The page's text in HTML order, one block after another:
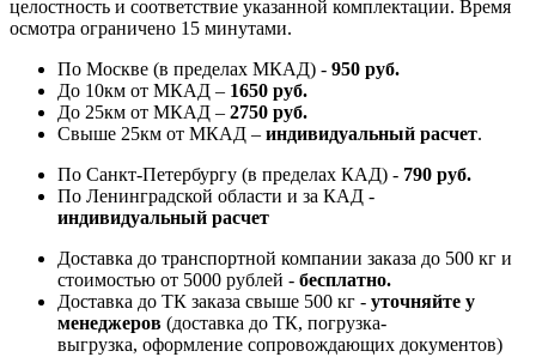
целостность и соответствие указанной комплектации. Время
осмотра ограничено 15 минутами.
По Москве (в пределах МКАД) - 950 руб.
До 10км от МКАД – 1650 руб.
До 25км от МКАД – 2750 руб.
Свыше 25км от МКАД – индивидуальный расчет.
По Санкт-Петербургу (в пределах КАД) - 790 руб.
По Ленинградской области и за КАД -
индивидуальный расчет
Доставка до транспортной компании заказа до 500 кг и
стоимостью от 5000 рублей - бесплатно.
Доставка до ТК заказа свыше 500 кг - уточняйте у
менеджеров (доставка до ТК, погрузка-
выгрузка, оформление сопровождающих документов)